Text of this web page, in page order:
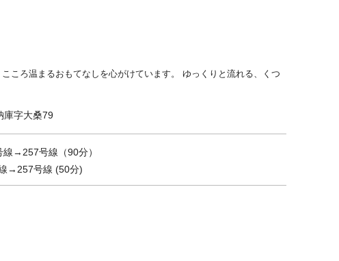
ころ温まるおもてなしを心がけています。 ゆっくりと流れる、くつ
字大桑79
→257号線（90分）
→257号線 (50分)